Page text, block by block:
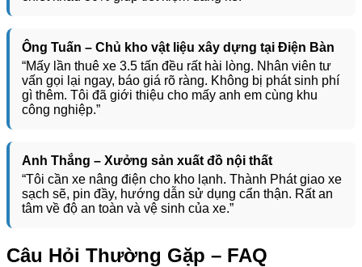
Ông Tuấn – Chủ kho vật liệu xây dựng tại Điện Bàn
“Mấy lần thuê xe 3.5 tấn đều rất hài lòng. Nhân viên tư
vấn gọi lại ngay, báo giá rõ ràng. Không bị phát sinh phí
gì thêm. Tôi đã giới thiệu cho mấy anh em cùng khu
công nghiệp.”
Anh Thắng – Xưởng sản xuất đồ nội thất
“Tôi cần xe nâng điện cho kho lạnh. Thành Phát giao xe
sạch sẽ, pin đầy, hướng dẫn sử dụng cẩn thận. Rất an
tâm về độ an toàn và vệ sinh của xe.”
Câu Hỏi Thường Gặp – FAQ